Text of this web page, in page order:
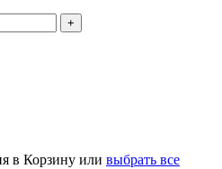
в Корзину или выбрать все